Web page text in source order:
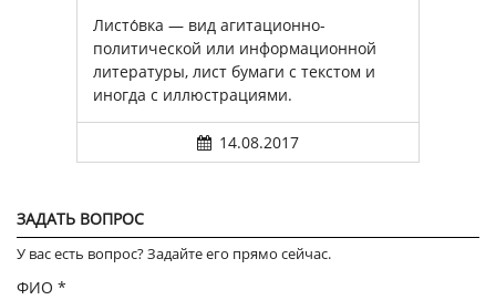
Листо́вка — вид агитационно-
политической или информационной
литературы, лист бумаги с текстом и
иногда с иллюстрациями.
14.08.2017
ЗАДАТЬ ВОПРОС
У вас есть вопрос? Задайте его прямо сейчас.
ФИО *